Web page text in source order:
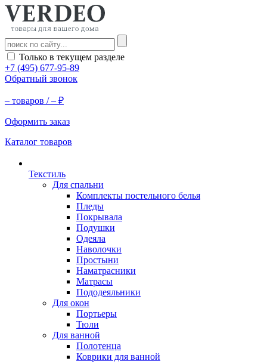
Только в текущем разделе
+7 (495) 677-95-89
Обратный звонок
– товаров /– ₽
Оформить заказ
Каталог товаров
Текстиль
Для спальни
Комплекты постельного белья
Пледы
Покрывала
Подушки
Одеяла
Наволочки
Простыни
Наматрасники
Матрасы
Пододеяльники
Для окон
Портьеры
Тюли
Для ванной
Полотенца
Коврики для ванной